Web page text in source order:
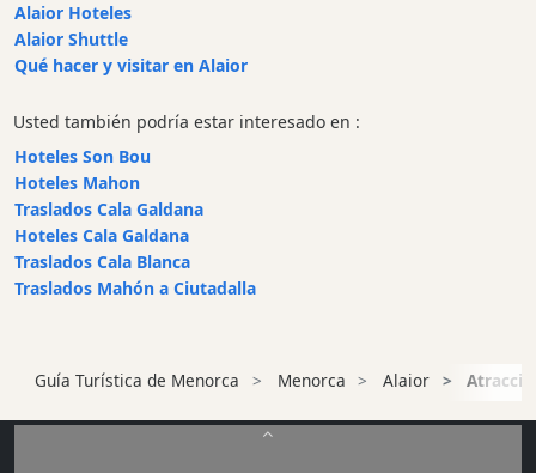
Alquiler
de
kayaks
de
barcos
Alquiler
de
barcos
Alquiler
Menorca
Servicios
Alaior Hoteles
Alaior Shuttle
Qué hacer y visitar en Alaior
Usted también podría estar interesado en :
Hoteles Son Bou
Hoteles Mahon
Traslados Cala Galdana
Hoteles Cala Galdana
Traslados Cala Blanca
Traslados Mahón a Ciutadalla
Guía Turística de Menorca Menorca Alaior